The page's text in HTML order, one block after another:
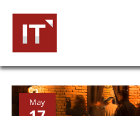
May